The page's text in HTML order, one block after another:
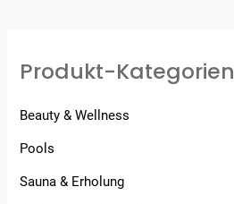
Produkt-Kategorien
Beauty & Wellness
Pools
Sauna & Erholung